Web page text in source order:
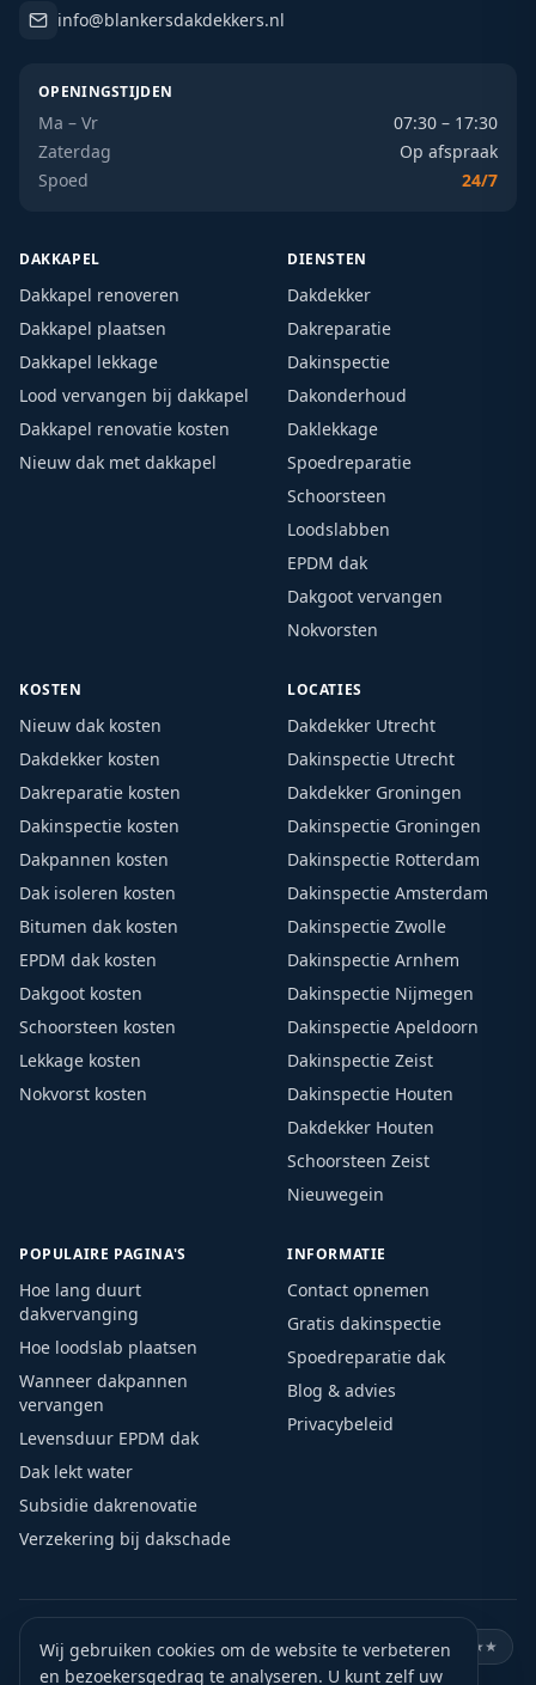
info@blankersdakdekkers.nl
OPENINGSTIJDEN
Ma – Vr
07:30 – 17:30
Zaterdag
Op afspraak
Spoed
24/7
DAKKAPEL
Dakkapel renoveren
Dakkapel plaatsen
Dakkapel lekkage
Lood vervangen bij dakkapel
Dakkapel renovatie kosten
Nieuw dak met dakkapel
DIENSTEN
Dakdekker
Dakreparatie
Dakinspectie
Dakonderhoud
Daklekkage
Spoedreparatie
Schoorsteen
Loodslabben
EPDM dak
Dakgoot vervangen
Nokvorsten
KOSTEN
Nieuw dak kosten
Dakdekker kosten
Dakreparatie kosten
Dakinspectie kosten
Dakpannen kosten
Dak isoleren kosten
Bitumen dak kosten
EPDM dak kosten
Dakgoot kosten
Schoorsteen kosten
Lekkage kosten
Nokvorst kosten
LOCATIES
Dakdekker Utrecht
Dakinspectie Utrecht
Dakdekker Groningen
Dakinspectie Groningen
Dakinspectie Rotterdam
Dakinspectie Amsterdam
Dakinspectie Zwolle
Dakinspectie Arnhem
Dakinspectie Nijmegen
Dakinspectie Apeldoorn
Dakinspectie Zeist
Dakinspectie Houten
Dakdekker Houten
Schoorsteen Zeist
Nieuwegein
POPULAIRE PAGINA'S
Hoe lang duurt
dakvervanging
Hoe loodslab plaatsen
Wanneer dakpannen
vervangen
Levensduur EPDM dak
Dak lekt water
Subsidie dakrenovatie
Verzekering bij dakschade
INFORMATIE
Contact opnemen
Gratis dakinspectie
Spoedreparatie dak
Blog & advies
Privacybeleid
🏛️KVK geregistreerd 🛡️ VCA gecertificeerd ⭐Google ★★★★★
Wij gebruiken cookies om de website te verbeteren
en bezoekersgedrag te analyseren. U kunt zelf uw